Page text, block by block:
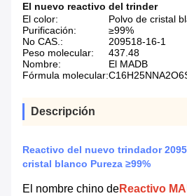
El nuevo reactivo del trinder
El color:
Polvo de cristal
Purificación:
≥99%
No CAS.:
209518-16-1
Peso molecular:
437.48
Nombre:
El MADB
Fórmula molecular:
Descripción
Reactivo del nuevo trindador
cristal blanco Pureza ≥99%
El nombre chino deReactivo